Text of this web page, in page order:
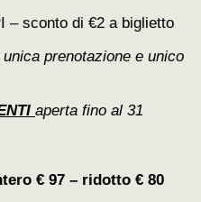
– sconto di €2 a biglietto
prenotazione e unico
aperta fino al 31
€ 97 – ridotto € 80